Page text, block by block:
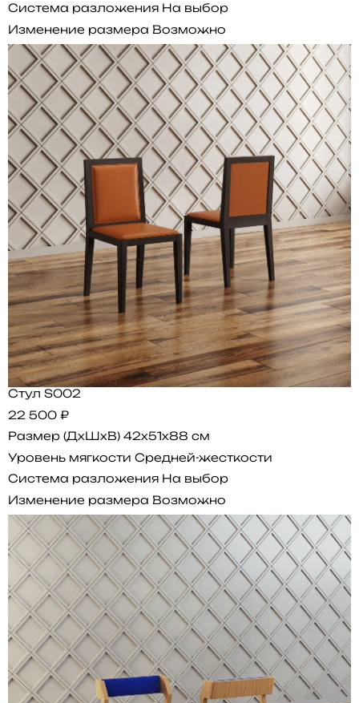
Система разложения На выбор
Изменение размера Возможно
Стул S002
22 500 ₽
Размер (ДхШхВ) 42x51x88 см
Уровень мягкости Средней-жесткости
Система разложения На выбор
Изменение размера Возможно